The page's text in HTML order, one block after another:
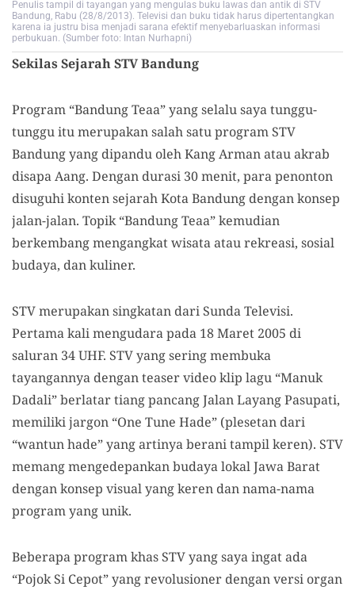
Penulis tampil di tayangan yang mengulas buku lawas dan antik di STV
Bandung, Rabu (28/8/2013). Televisi dan buku tidak harus dipertentangkan
karena ia justru bisa menjadi sarana efektif menyebarluaskan informasi
perbukuan. (Sumber foto: Intan Nurhapni)
Sekilas Sejarah STV Bandung
Program “Bandung Teaa” yang selalu saya tunggu-
tunggu itu merupakan salah satu program STV
Bandung yang dipandu oleh Kang Arman atau akrab
disapa Aang. Dengan durasi 30 menit, para penonton
disuguhi konten sejarah Kota Bandung dengan konsep
jalan-jalan. Topik “Bandung Teaa” kemudian
berkembang mengangkat wisata atau rekreasi, sosial
budaya, dan kuliner.
STV merupakan singkatan dari Sunda Televisi.
Pertama kali mengudara pada 18 Maret 2005 di
saluran 34 UHF. STV yang sering membuka
tayangannya dengan teaser video klip lagu “Manuk
Dadali” berlatar tiang pancang Jalan Layang Pasupati,
memiliki jargon “One Tune Hade” (plesetan dari
“wantun hade” yang artinya berani tampil keren). STV
memang mengedepankan budaya lokal Jawa Barat
dengan konsep visual yang keren dan nama-nama
program yang unik.
Beberapa program khas STV yang saya ingat ada
“Pojok Si Cepot” yang revolusioner dengan versi organ